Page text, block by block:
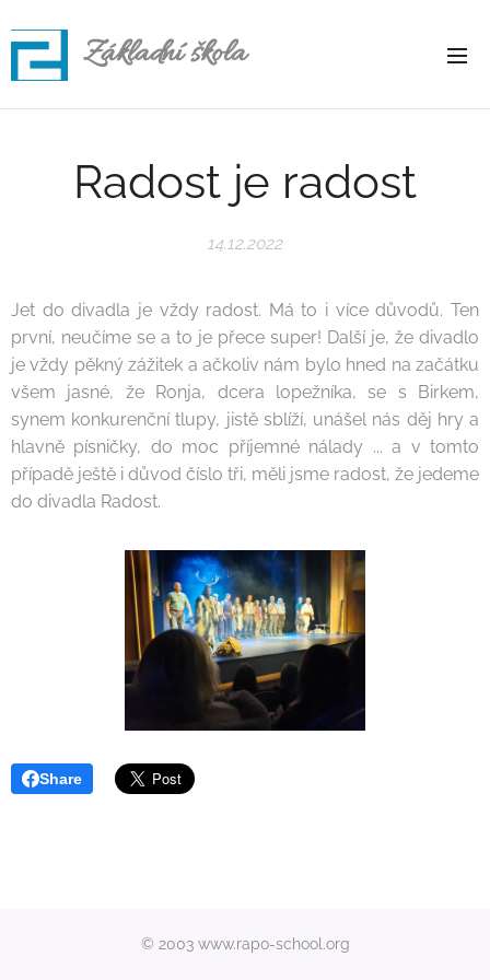
Základní škola
Radost je radost
14.12.2022
Jet do divadla je vždy radost. Má to i více důvodů. Ten
první, neučíme se a to je přece super! Další je, že divadlo
je vždy pěkný zážitek a ačkoliv nám bylo hned na začátku
všem jasné, že Ronja, dcera lopežníka, se s Birkem,
synem konkurenční tlupy, jistě sblíží, unášel nás děj hry a
hlavně písničky, do moc příjemné nálady ... a v tomto
případě ještě i důvod číslo tři, měli jsme radost, že jedeme
do divadla Radost.
Share
© 2003 www.rapo-school.org